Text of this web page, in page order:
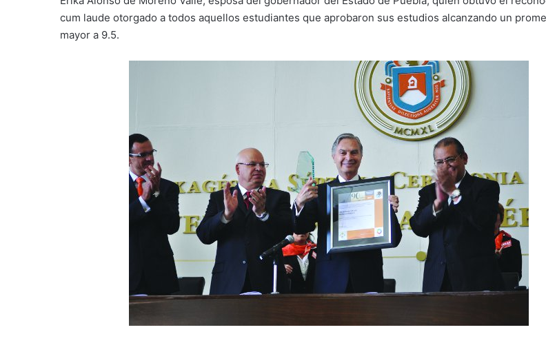
cum laude otorgado a todos aquellos estudiantes que aprobaron sus estudios alcanzando un
mayor a 9.5.